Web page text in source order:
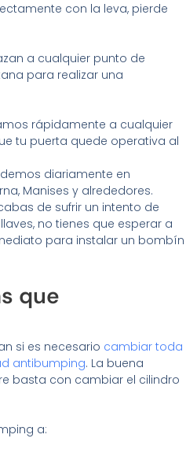
con la leva, pierde
a cualquier punto de
para realizar una
rápidamente a cualquier
tu puerta quede operativa al
diariamente en
Manises y alrededores.
de sufrir un intento de
no tienes que esperar a
para instalar un bombín
que
si es necesario cambiar toda
antibumping. La buena
basta con cambiar el cilindro
a: